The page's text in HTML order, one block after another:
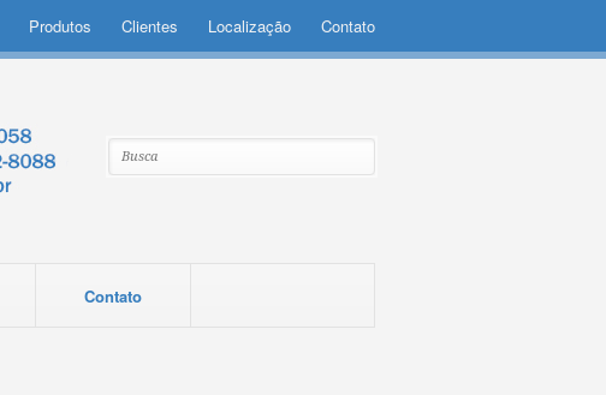
Produtos Clientes Localização Contato
Contato